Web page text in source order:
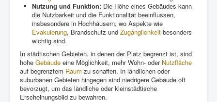
Nutzung und Funktion: Die Höhe eines Gebäudes kann
die Nutzbarkeit und die Funktionalität beeinflussen,
insbesondere in Hochhäusern, wo Aspekte wie
Evakuierung, Brandschutz und Zugänglichkeit besonders
wichtig sind.
In städtischen Gebieten, in denen der Platz begrenzt ist, sind
hohe Gebäude eine Möglichkeit, mehr Wohn- oder Nutzfläche
auf begrenztem Raum zu schaffen. In ländlichen oder
suburbanen Gebieten hingegen sind niedrigere Gebäude oft
bevorzugt, um das ländliche oder kleinstädtische
Erscheinungsbild zu bewahren.